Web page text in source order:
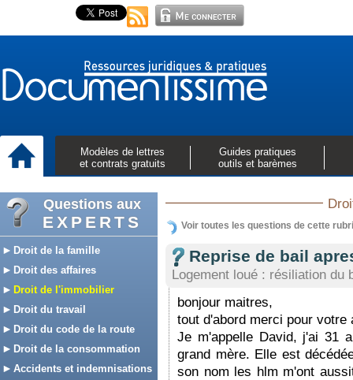
Modèles de lettres
et contrats gratuits
Guides pratiques
outils et barèmes
Questions aux
EXPERTS
Droit de la famille
Droit des affaires
Droit de l'immobilier
Droit du travail
Droit du code de la route
Droit de la consommation
Accidents et indemnisations
Voir toutes les questions de cette
Reprise de bail
Logement loué : résiliation du
bonjour maitres,
tout d'abord merci pour
Je m'appelle David, j'ai 31
grand mère. Elle est
son nom les hlm m'ont